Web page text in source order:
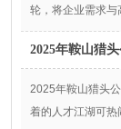
轮，将企业需求与
2025年鞍山猎
2025年鞍山猎头
着的人才江湖可